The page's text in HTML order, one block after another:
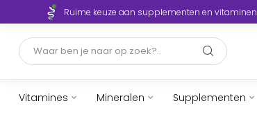
Ruime keuze aan supplementen en vitaminen
Vitamines Mineralen Supplementen